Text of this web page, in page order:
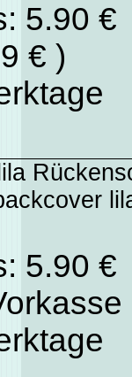
5.90
€ )
5.90